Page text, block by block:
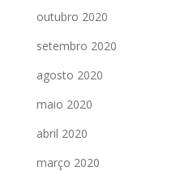
outubro 2020
setembro 2020
agosto 2020
maio 2020
abril 2020
março 2020